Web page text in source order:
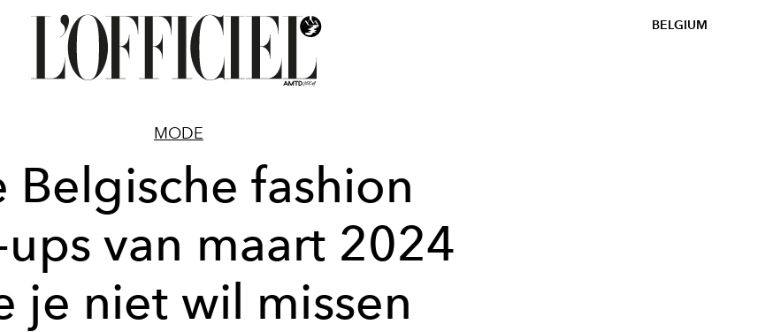
BELGIUM
MODE
Belgische fashion
van maart 2024
je niet wil missen